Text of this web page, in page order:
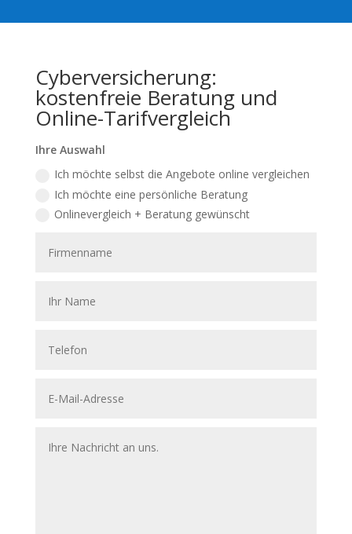
Cyberversicherung:
kostenfreie Beratung und
Online-Tarifvergleich
Ihre Auswahl
Ich möchte selbst die Angebote online vergleichen
Ich möchte eine persönliche Beratung
Onlinevergleich + Beratung gewünscht